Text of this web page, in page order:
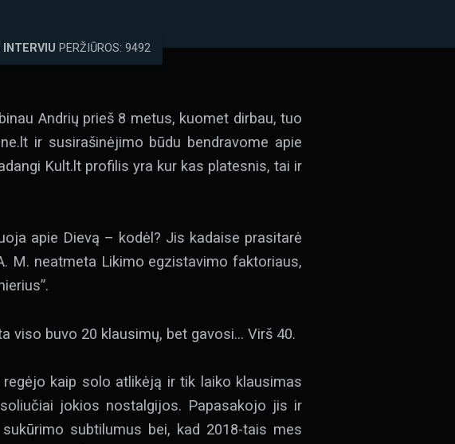
INTERVIU PERŽIŪROS: 9492
Andrių prieš 8 metus, kuomet dirbau, tuo
ir susirašinėjimo būdu bendravome apie
Kult.lt profilis yra kur kas platesnis, tai ir
apie Dievą – kodėl? Jis kadaise prasitarė
M. neatmeta Likimo egzistavimo faktoriaus,
viso buvo 20 klausimų, bet gavosi… Virš 40.
kaip solo atlikėją ir tik laiko klausimas
jokios nostalgijos. Papasakojo jis ir
subtilumus bei, kad 2018-tais mes